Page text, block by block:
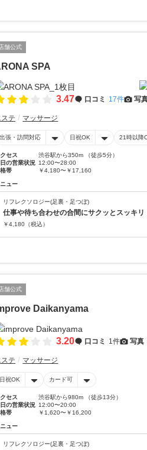
舗公式
SPA
3.47 口コミ 17件 写
ステ マッサージ
出張・訪問対応 日祝OK 21時以降
セス
渋谷駅から350m （徒歩5分）
の営業状況 12:00〜28:00
帯
￥4,180〜￥17,160
ニュー
リフレクソロジー(足裏・足つぼ)
仕事や待ち合わせの合間にサクッとスッキリ
￥4,180 （税込）
舗公式
Daikanyama
3.20 口コミ 1件 写真
ステ マッサージ
日祝OK カード可
セス
渋谷駅から980m （徒歩13分）
の営業状況 12:00〜20:00
帯
￥1,620〜￥16,200
ニュー
リフレクソロジー(足裏・足つぼ)